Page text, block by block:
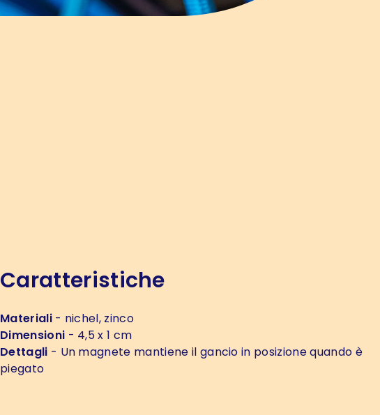
Caratteristiche
Materiali- nichel, zinco
Dimensioni - 4,5 x 1 cm
Dettagli - Un magnete mantiene il gancio in posizione quando è
piegato